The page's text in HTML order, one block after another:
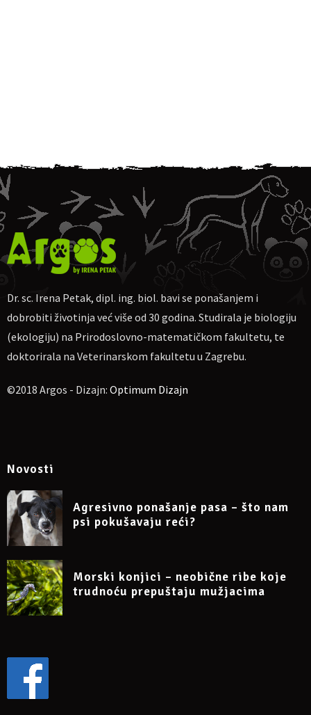
Dr. sc. Irena Petak, dipl. ing. biol. bavi se ponašanjem i
dobrobiti životinja već više od 30 godina. Studirala je biologiju
(ekologiju) na Prirodoslovno-matematičkom fakultetu, te
doktorirala na Veterinarskom fakultetu u Zagrebu.
©2018 Argos - Dizajn: Optimum Dizajn
Novosti
Agresivno ponašanje pasa – što nam
psi pokušavaju reći?
Morski konjici – neobične ribe koje
trudnoću prepuštaju mužjacima